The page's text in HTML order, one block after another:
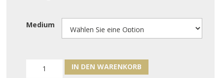
Medium
IN DEN WARENKORB